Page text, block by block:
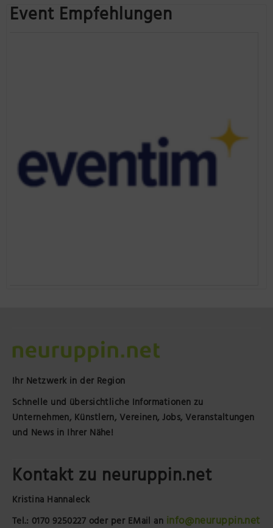
Event Empfehlungen
Ihr Netzwerk in der Region
Schnelle und übersichtliche Informationen zu
Unternehmen, Künstlern, Vereinen, Jobs, Veranstaltungen
und News in Ihrer Nähe!
Kontakt zu neuruppin.net
Kristina Hannaleck
Tel.: 0170 9250227 oder per EMail an info@neuruppin.net